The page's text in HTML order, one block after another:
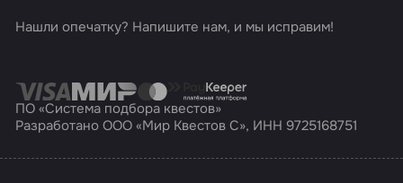
Нашли опечатку? Напишите нам, и мы исправим!
ПО «Система подбора квестов»
Разработано ООО «Мир Квестов С», ИНН 9725168751